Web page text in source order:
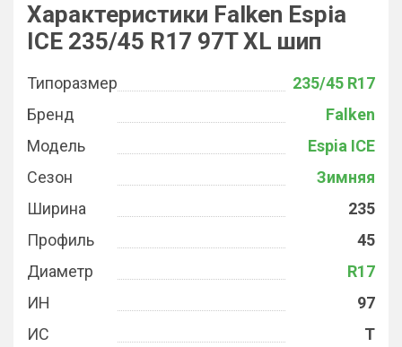
Характеристики Falken Espia
ICE 235/45 R17 97T XL шип
Типоразмер
235/45 R17
Бренд
Falken
Модель
Espia ICE
Сезон
Зимняя
Ширина
235
Профиль
45
Диаметр
R17
ИН
97
ИС
T